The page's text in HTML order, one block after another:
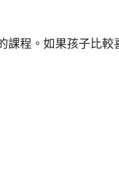
課程。如果孩子比較